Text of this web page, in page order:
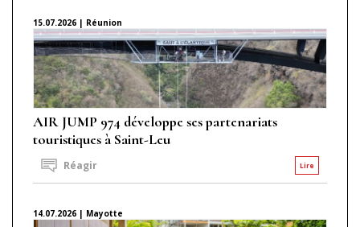
15.07.2026 | Réunion
AIR JUMP 974 développe ses partenariats
touristiques à Saint-Leu
Lire
Réagir
14.07.2026 | Mayotte